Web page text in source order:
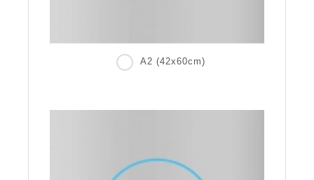
A2 (42x60cm)